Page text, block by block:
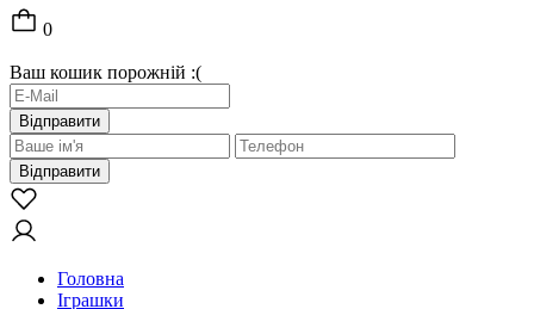
0
Ваш кошик порожній :(
Відправити
Відправити
Головна
Іграшки